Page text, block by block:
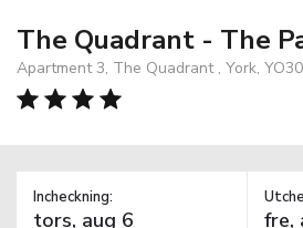
The Quadrant - The
Apartment 3, The Quadrant , York,
Incheckning: